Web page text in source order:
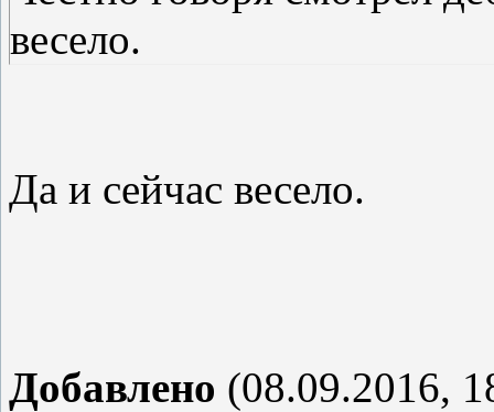
весело.
Да и сейчас весело.
Добавлено (08.09.2016,